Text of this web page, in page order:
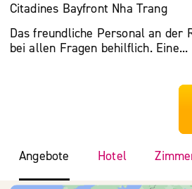
Citadines Bayfront Nha Trang
Das freundliche Personal an der
bei allen Fragen behilflich. Eine...
Angebote Hotel